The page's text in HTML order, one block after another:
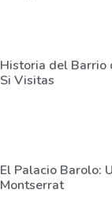
Historia del Barrio
Si Visitas
El Palacio Barolo:
Montserrat